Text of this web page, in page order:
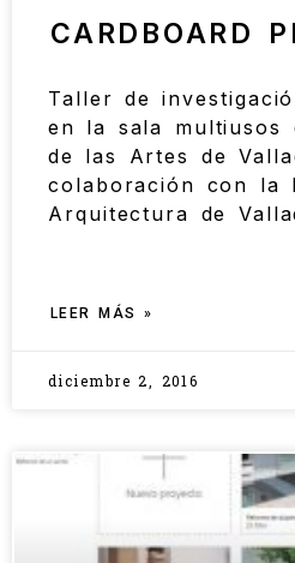
CARDBOARD
Taller de
en la sala multiusos
de las Artes de
colaboración con la
Arquitectura de
LEER MÁS »
diciembre 2, 2016